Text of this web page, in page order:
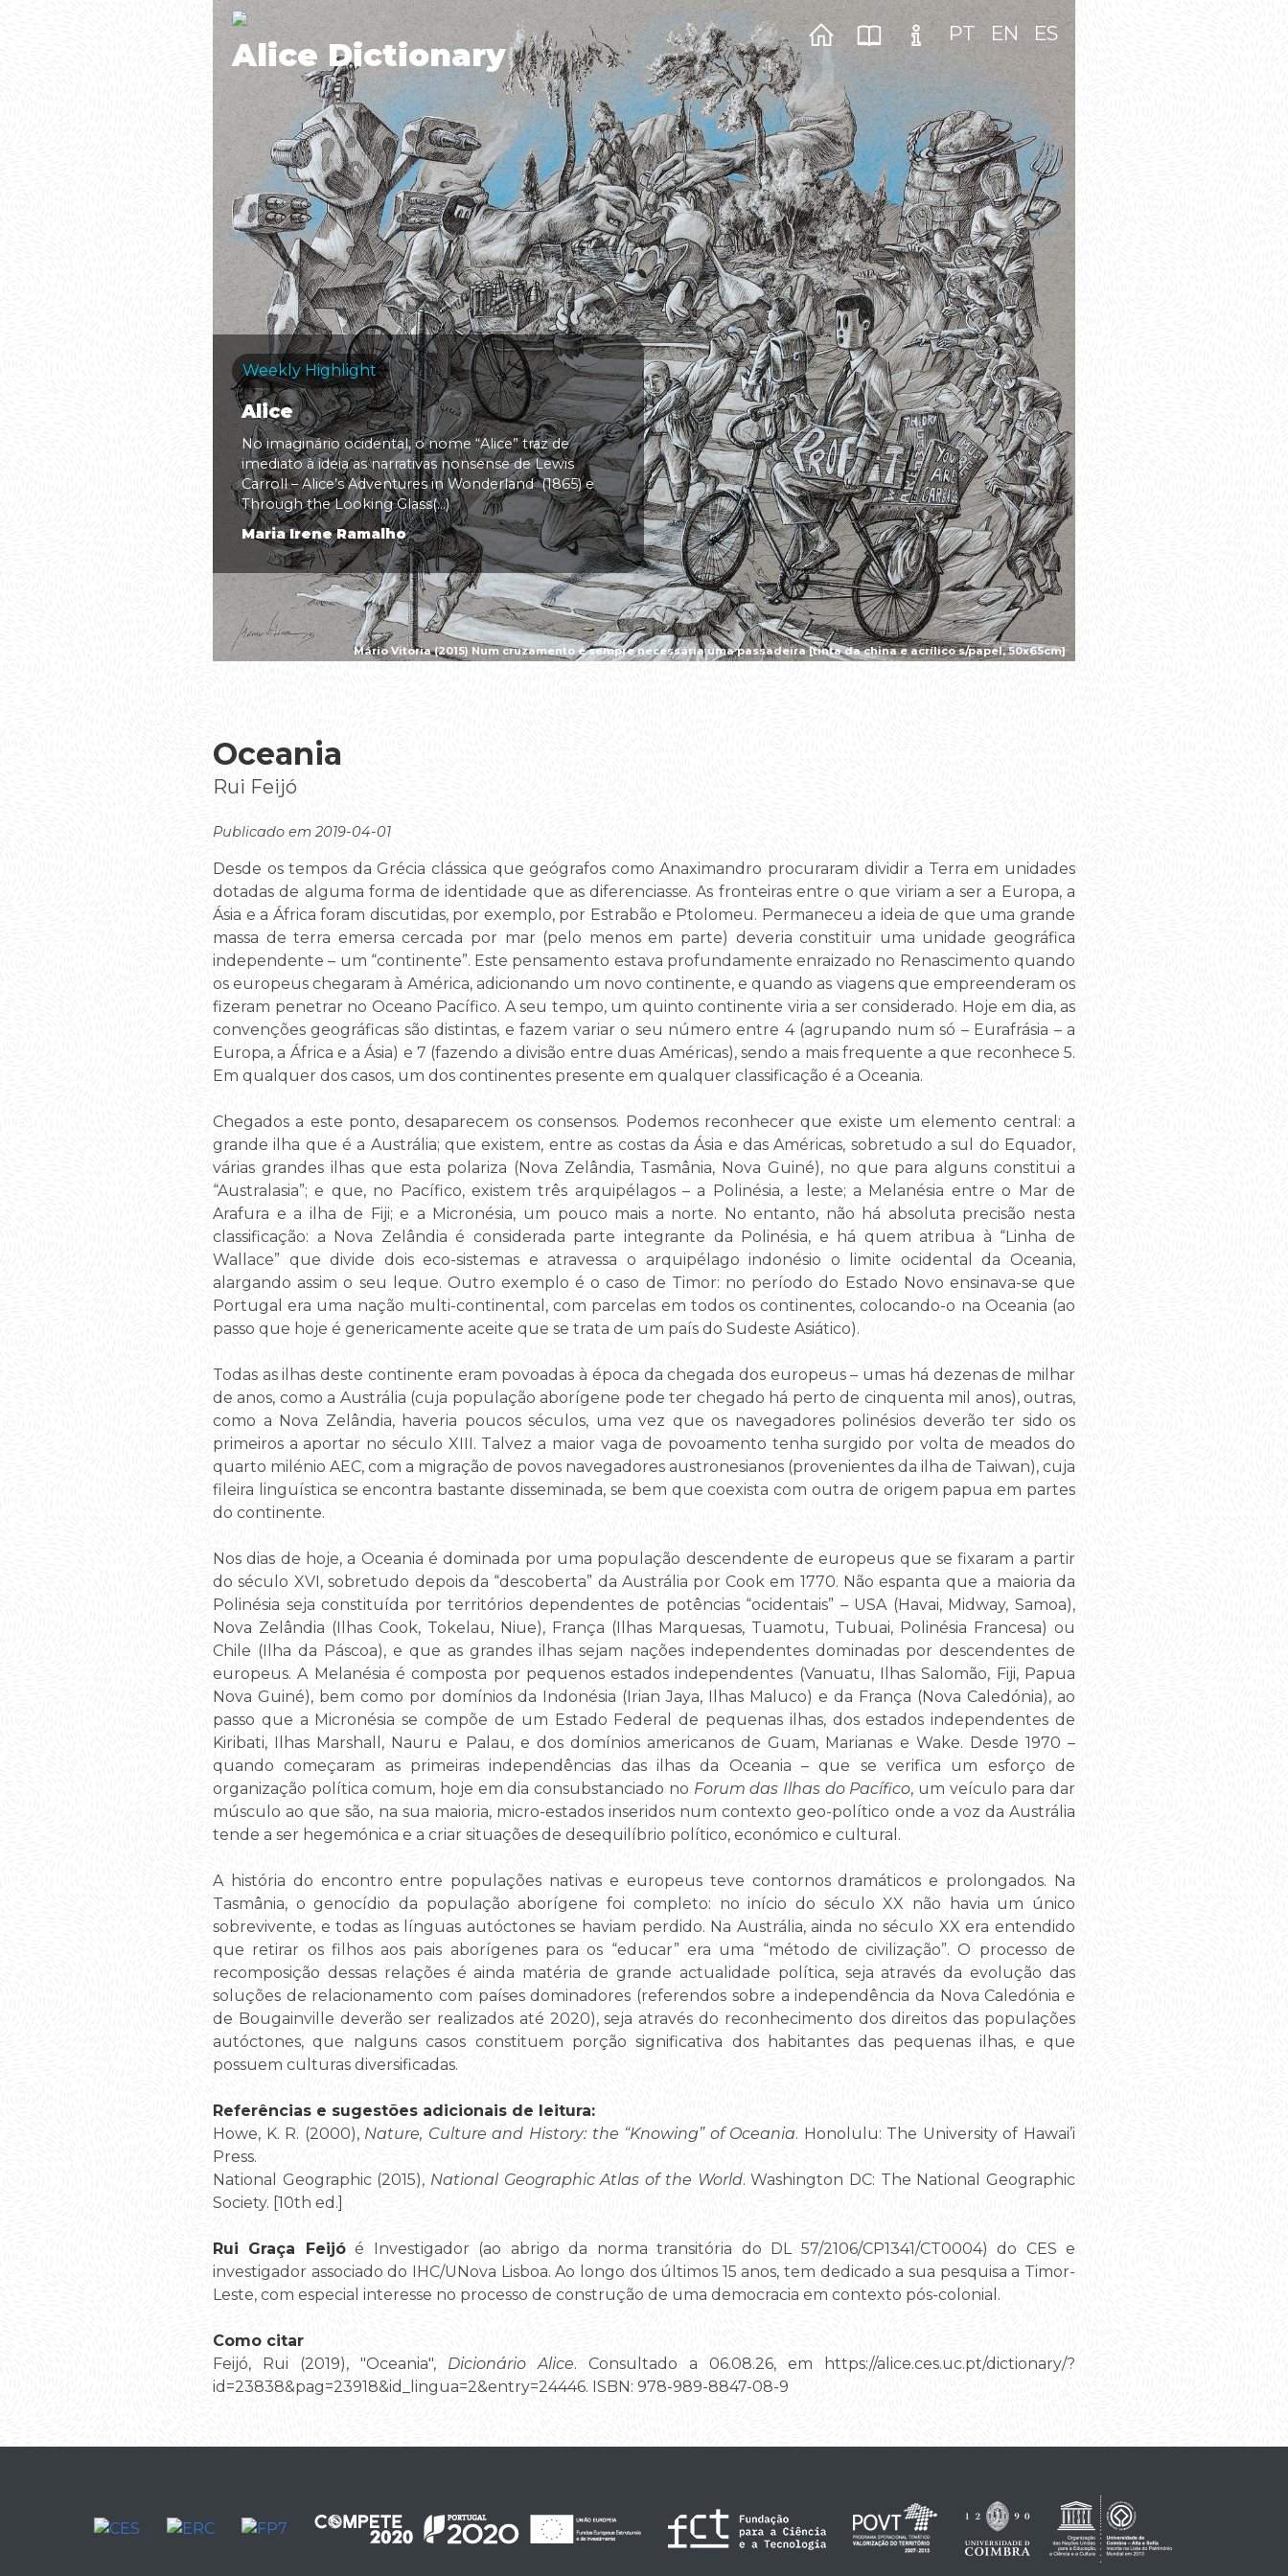
Mário Vitória (2015) Num cruzamento é sempre necessária uma passadeira [tinta da china e acrílico s/papel, 50x65cm]
Alice Dictionary
PT EN ES
Weekly Highlight
Alice
No imaginário ocidental, o nome “Alice” traz de
imediato à ideia as narrativas nonsense de Lewis
Carroll – Alice’s Adventures in Wonderland (1865) e
Through the Looking Glass(...)
Maria Irene Ramalho
Oceania
Rui Feijó
Publicado em 2019-04-01
Desde os tempos da Grécia clássica que geógrafos como Anaximandro procuraram dividir a Terra em unidades
dotadas de alguma forma de identidade que as diferenciasse. As fronteiras entre o que viriam a ser a Europa, a
Ásia e a África foram discutidas, por exemplo, por Estrabão e Ptolomeu. Permaneceu a ideia de que uma grande
massa de terra emersa cercada por mar (pelo menos em parte) deveria constituir uma unidade geográfica
independente – um “continente”. Este pensamento estava profundamente enraizado no Renascimento quando
os europeus chegaram à América, adicionando um novo continente, e quando as viagens que empreenderam os
fizeram penetrar no Oceano Pacífico. A seu tempo, um quinto continente viria a ser considerado. Hoje em dia, as
convenções geográficas são distintas, e fazem variar o seu número entre 4 (agrupando num só – Eurafrásia – a
Europa, a África e a Ásia) e 7 (fazendo a divisão entre duas Américas), sendo a mais frequente a que reconhece 5.
Em qualquer dos casos, um dos continentes presente em qualquer classificação é a Oceania.
Chegados a este ponto, desaparecem os consensos. Podemos reconhecer que existe um elemento central: a
grande ilha que é a Austrália; que existem, entre as costas da Ásia e das Américas, sobretudo a sul do Equador,
várias grandes ilhas que esta polariza (Nova Zelândia, Tasmânia, Nova Guiné), no que para alguns constitui a
“Australasia”; e que, no Pacífico, existem três arquipélagos – a Polinésia, a leste; a Melanésia entre o Mar de
Arafura e a ilha de Fiji; e a Micronésia, um pouco mais a norte. No entanto, não há absoluta precisão nesta
classificação: a Nova Zelândia é considerada parte integrante da Polinésia, e há quem atribua à “Linha de
Wallace” que divide dois eco-sistemas e atravessa o arquipélago indonésio o limite ocidental da Oceania,
alargando assim o seu leque. Outro exemplo é o caso de Timor: no período do Estado Novo ensinava-se que
Portugal era uma nação multi-continental, com parcelas em todos os continentes, colocando-o na Oceania (ao
passo que hoje é genericamente aceite que se trata de um país do Sudeste Asiático).
Todas as ilhas deste continente eram povoadas à época da chegada dos europeus – umas há dezenas de milhar
de anos, como a Austrália (cuja população aborígene pode ter chegado há perto de cinquenta mil anos), outras,
como a Nova Zelândia, haveria poucos séculos, uma vez que os navegadores polinésios deverão ter sido os
primeiros a aportar no século XIII. Talvez a maior vaga de povoamento tenha surgido por volta de meados do
quarto milénio AEC, com a migração de povos navegadores austronesianos (provenientes da ilha de Taiwan), cuja
fileira linguística se encontra bastante disseminada, se bem que coexista com outra de origem papua em partes
do continente.
Nos dias de hoje, a Oceania é dominada por uma população descendente de europeus que se fixaram a partir
do século XVI, sobretudo depois da “descoberta” da Austrália por Cook em 1770. Não espanta que a maioria da
Polinésia seja constituída por territórios dependentes de potências “ocidentais” – USA (Havai, Midway, Samoa),
Nova Zelândia (Ilhas Cook, Tokelau, Niue), França (Ilhas Marquesas, Tuamotu, Tubuai, Polinésia Francesa) ou
Chile (Ilha da Páscoa), e que as grandes ilhas sejam nações independentes dominadas por descendentes de
europeus. A Melanésia é composta por pequenos estados independentes (Vanuatu, Ilhas Salomão, Fiji, Papua
Nova Guiné), bem como por domínios da Indonésia (Irian Jaya, Ilhas Maluco) e da França (Nova Caledónia), ao
passo que a Micronésia se compõe de um Estado Federal de pequenas ilhas, dos estados independentes de
Kiribati, Ilhas Marshall, Nauru e Palau, e dos domínios americanos de Guam, Marianas e Wake. Desde 1970 –
quando começaram as primeiras independências das ilhas da Oceania – que se verifica um esforço de
organização política comum, hoje em dia consubstanciado no Forum das Ilhas do Pacífico, um veículo para dar
músculo ao que são, na sua maioria, micro-estados inseridos num contexto geo-político onde a voz da Austrália
tende a ser hegemónica e a criar situações de desequilíbrio político, económico e cultural.
A história do encontro entre populações nativas e europeus teve contornos dramáticos e prolongados. Na
Tasmânia, o genocídio da população aborígene foi completo: no início do século XX não havia um único
sobrevivente, e todas as línguas autóctones se haviam perdido. Na Austrália, ainda no século XX era entendido
que retirar os filhos aos pais aborígenes para os “educar” era uma “método de civilização”. O processo de
recomposição dessas relações é ainda matéria de grande actualidade política, seja através da evolução das
soluções de relacionamento com países dominadores (referendos sobre a independência da Nova Caledónia e
de Bougainville deverão ser realizados até 2020), seja através do reconhecimento dos direitos das populações
autóctones, que nalguns casos constituem porção significativa dos habitantes das pequenas ilhas, e que
possuem culturas diversificadas.
Referências e sugestões adicionais de leitura:
Howe, K. R. (2000), Nature, Culture and History: the “Knowing” of Oceania. Honolulu: The University of Hawai’i
Press.
National Geographic (2015), National Geographic Atlas of the World. Washington DC: The National Geographic
Society. [10th ed.]
Rui Graça Feijóé Investigador (ao abrigo da norma transitória do DL 57/2106/CP1341/CT0004) do CES e
investigador associado do IHC/UNova Lisboa. Ao longo dos últimos 15 anos, tem dedicado a sua pesquisa a Timor-
Leste, com especial interesse no processo de construção de uma democracia em contexto pós-colonial.
Como citar
Feijó, Rui (2019), "Oceania", Dicionário Alice. Consultado a 06.08.26, em https://alice.ces.uc.pt/dictionary/?
id=23838&pag=23918&id_lingua=2&entry=24446. ISBN: 978-989-8847-08-9